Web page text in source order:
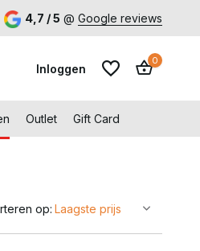
vanaf €99,- Bezoek
4,7 / 5 @ Google reviews
Inloggen
Account aanmaken
0
Outlet Gift Card
op: